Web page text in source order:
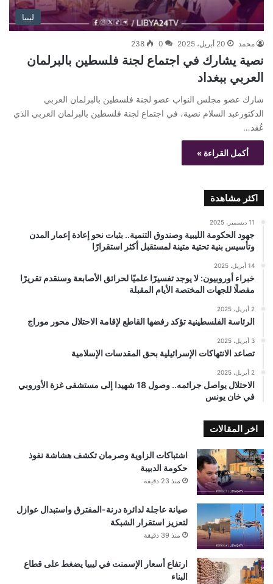
ليبيا
محمد 20 أبريل، 2025 0
238
نصية يشارك في اجتماع لجنة فلسطين بالبرلمان
العربي ببغداد
شارك عضو مجلس النواب عضو لجنة فلسطين بالبرلمان العربي
الدكتورعبد السلام نصية، في اجتماع لجنة فلسطين بالبرلمان العربي الذي
عُقد…
أكمل القراءة »
اكثر مشاهدة
11 ديسمبر، 2025
جهود الحكومة الليبية وصندوق التنمية.. بثبات نحو إعادة إعمار المدن
وتأسيس بنية تحتية متينة لمستقبل أكثر استقرارًا
14 أبريل، 2025
خبراء أوروبيون: لا يوجد تفسيرًا علميًا لحرائق الأصابعة وسنقدم تقريرًا
مفصلًا للجهات المختصة الأيام المقبلة
2 أبريل، 2025
الرئاسة الفلسطينية تؤكد رفضها القاطع لإقامة الاحتلال محور موراج
3 أبريل، 2025
تصاعد الانتهاكات الإسرائيلية بحق المقدسات الإسلامية
2 أبريل، 2025
الاحتلال يواصل جرائمه.. وصول 18 شهيدا إلى مستشفى غزة الأوروبي
في خان يونس
اخر المقالات
اشتباكات الزاوية وصرمان تكشف هشاشة نفوذ
حكومة الدبيبة
منذ 23 دقيقة
صيانة عاجلة لدائرة درنة-المفترق واستبدال عوازل
لتعزيز استقرار الشبكة
منذ 39 دقيقة
ارتفاع أسعار الإسمنت في ليبيا يضغط على قطاع
البناء